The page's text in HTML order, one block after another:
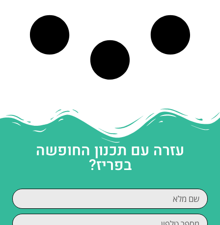
עזרה עם תכנון החופשה
בפריז?